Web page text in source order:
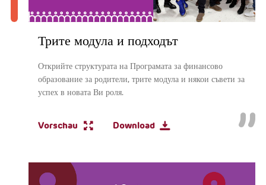
Трите модула и подходът
Открийте структурата на Програмата за финансово
образование за родители, трите модула и някои съвети за
успех в новата Ви роля.
Vorschau Download